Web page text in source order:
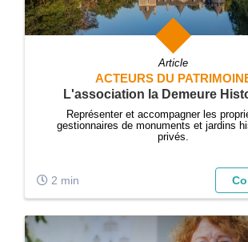
Article
ACTEURS DU
L'association la Demeure
Représenter et accompagner les
gestionnaires de monuments et jardins
privés.
2 min